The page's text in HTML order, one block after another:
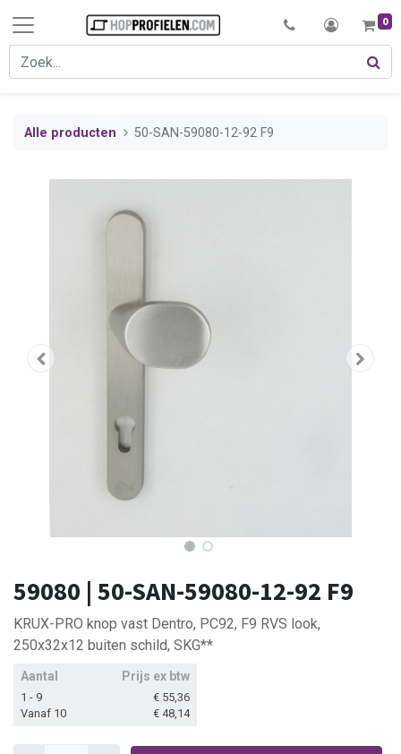
0
Alle producten 50-SAN-59080-12-92 F9
59080 | 50-SAN-59080-12-92 F9
KRUX-PRO knop vast Dentro, PC92, F9 RVS look,
250x32x12 buiten schild, SKG**
Aantal Prijs ex btw
1 - 9 € 55,36
Vanaf 10
€ 48,14